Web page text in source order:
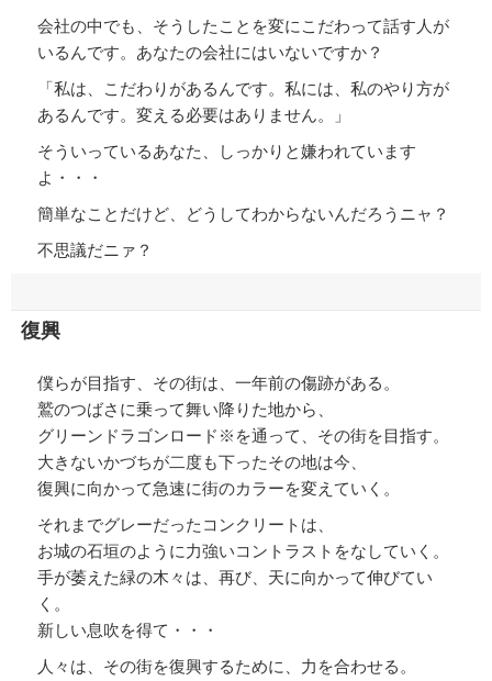
会社の中でも、そうしたことを変にこだわって話す人が
いるんです。あなたの会社にはいないですか？
「私は、こだわりがあるんです。私には、私のやり方が
あるんです。変える必要はありません。」
そういっているあなた、しっかりと嫌われています
よ・・・
簡単なことだけど、どうしてわからないんだろうニャ？
不思議だニァ？
復興
僕らが目指す、その街は、一年前の傷跡がある。
鷲のつばさに乗って舞い降りた地から、
グリーンドラゴンロード※を通って、その街を目指す。
大きないかづちが二度も下ったその地は今、
復興に向かって急速に街のカラーを変えていく。
それまでグレーだったコンクリートは、
お城の石垣のように力強いコントラストをなしていく。
手が萎えた緑の木々は、再び、天に向かって伸びてい
く。
新しい息吹を得て・・・
人々は、その街を復興するために、力を合わせる。